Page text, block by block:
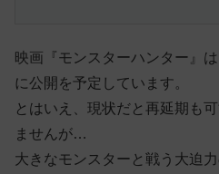
映画『モンスターハンター』
に公開を予定しています。
とはいえ、現状だと再延期も
ませんが…
大きなモンスターと戦う大迫